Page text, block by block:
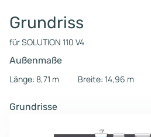
Grundriss
für SOLUTION 110 V4
Außenmaße
Länge: 8,71 m
Breite: 14,96 m
Grundrisse